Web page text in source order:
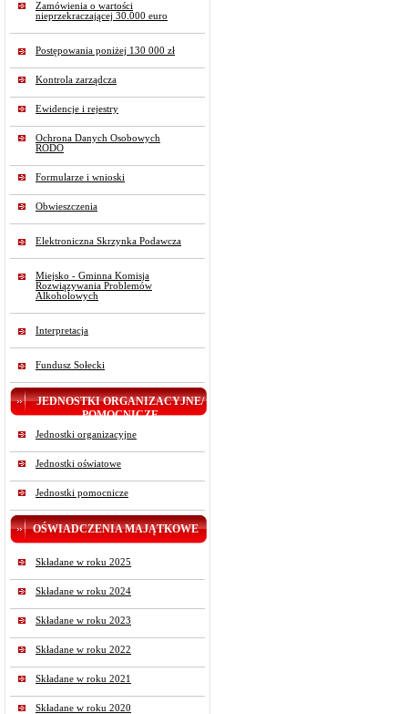
Zamówienia o wartości
nieprzekraczającej 30.000 euro
Postępowania poniżej 130 000 zł
Kontrola zarządcza
Ewidencje i rejestry
Ochrona Danych Osobowych
RODO
Formularze i wnioski
Obwieszczenia
Elektroniczna Skrzynka Podawcza
Miejsko - Gminna Komisja
Rozwiązywania Problemów
Alkoholowych
Interpretacja
Fundusz Sołecki
JEDNOSTKI ORGANIZACYJNE/
POMOCNICZE
Jednostki organizacyjne
Jednostki oświatowe
Jednostki pomocnicze
OŚWIADCZENIA MAJĄTKOWE
Składane w roku 2025
Składane w roku 2024
Składane w roku 2023
Składane w roku 2022
Składane w roku 2021
Składane w roku 2020